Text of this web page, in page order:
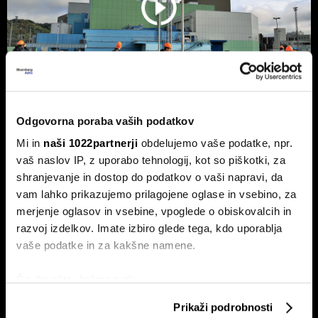
Odgovorna poraba vaših podatkov
Mi in naši 1022partnerji obdelujemo vaše podatke, npr.
vaš naslov IP, z uporabo tehnologij, kot so piškotki, za
shranjevanje in dostop do podatkov o vaši napravi, da
vam lahko prikazujemo prilagojene oglase in vsebino, za
merjenje oglasov in vsebine, vpoglede o obiskovalcih in
razvoj izdelkov. Imate izbiro glede tega, kdo uporablja
vaše podatke in za kakšne namene.
Prikaži podrobnosti
NEK predvidoma jutri v zmanjšanje
delovanja, lahko sledi ustavitev - kaj
pravi Gorazd Pfeifer, NEK
Slovenska nuklearka predvidoma jutri ponoči v zmanjšanje
delovanja, v naslednjih treh ali štirih dneh pa bodo po vsej
verjetnosti reaktor morali ustaviti.